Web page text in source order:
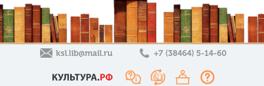
ksl.lib@mail.ru +7 (38464) 5-14-60